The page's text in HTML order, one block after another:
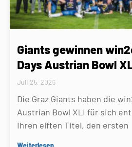
Giants gewinnen
Days Austrian Bowl
Juli 25, 2026
Die Graz Giants haben die
Austrian Bowl XLI für sich
ihren elften Titel, den ersten